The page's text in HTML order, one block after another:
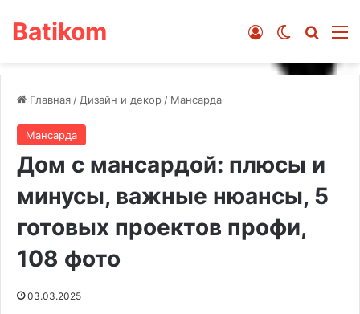
Batikom Switch skin
Войти
Главная / Дизайн и декор / Мансарда
Мансарда
Дом с мансардой: плюсы и
минусы, важные нюансы, 5
готовых проектов профи,
108 фото
03.03.2025